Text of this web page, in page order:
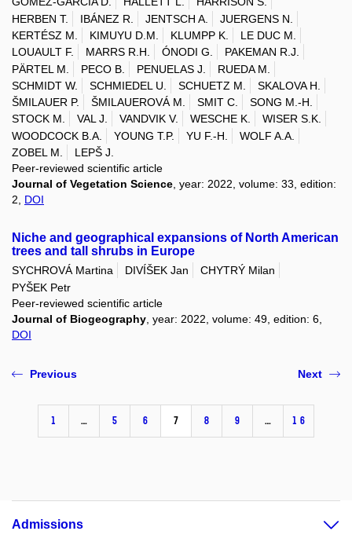
HERBEN T.
IBÁNEZ R. JENTSCH A.
JUERGENS N.
KERTÉSZ M.
KIMUYU D.M. KLUMPP K.
LE DUC M.
LOUAULT F.
MARRS R.H. ÓNODI G.
PAKEMAN R.J.
PÄRTEL M.
PECO B. PENUELAS J.
RUEDA M.
SCHMIDT W.
SCHMIEDEL U. SCHUETZ M.
SKALOVA H.
ŠMILAUER P.
ŠMILAUEROVÁ M. SMIT C.
SONG M.-H.
STOCK M.
VAL J. VANDVIK V. WESCHE K.
WISER S.K.
WOODCOCK B.A.
YOUNG T.P. YU F.-H.
WOLF A.A.
ZOBEL M.
LEPŠ J.
Peer-reviewed scientific article
Journal of Vegetation Science , year: 2022, volume: 33, edition:
2, DOI
Niche and geographical expansions of North American
trees and tall shrubs in Europe
SYCHROVÁ Martina DIVÍŠEK Jan
CHYTRÝ Milan
PYŠEK Petr
Peer-reviewed scientific article
Journal of Biogeography , year: 2022, volume: 49, edition: 6,
DOI
Previous
1 … 5 6 7 8 9 … 16
Next
Admissions